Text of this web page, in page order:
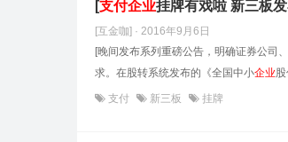
[支付企业挂牌有戏啦 新三板
[互金咖] · 2016年9月6日
[晚间发布系列重磅公告，明确证券公司
求。在股转系统发布的《全国中小企业
支付 新三板 挂牌